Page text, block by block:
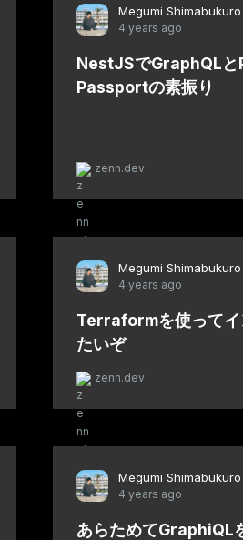
Megumi Shimabukuro
4 years ago
NestJSでGraphQLと
Passportの素振り
zenn.dev
Megumi Shimabukuro
4 years ago
Terraformを使ってイ
たいぞ
zenn.dev
Megumi Shimabukuro
4 years ago
あらためてGraphiQL